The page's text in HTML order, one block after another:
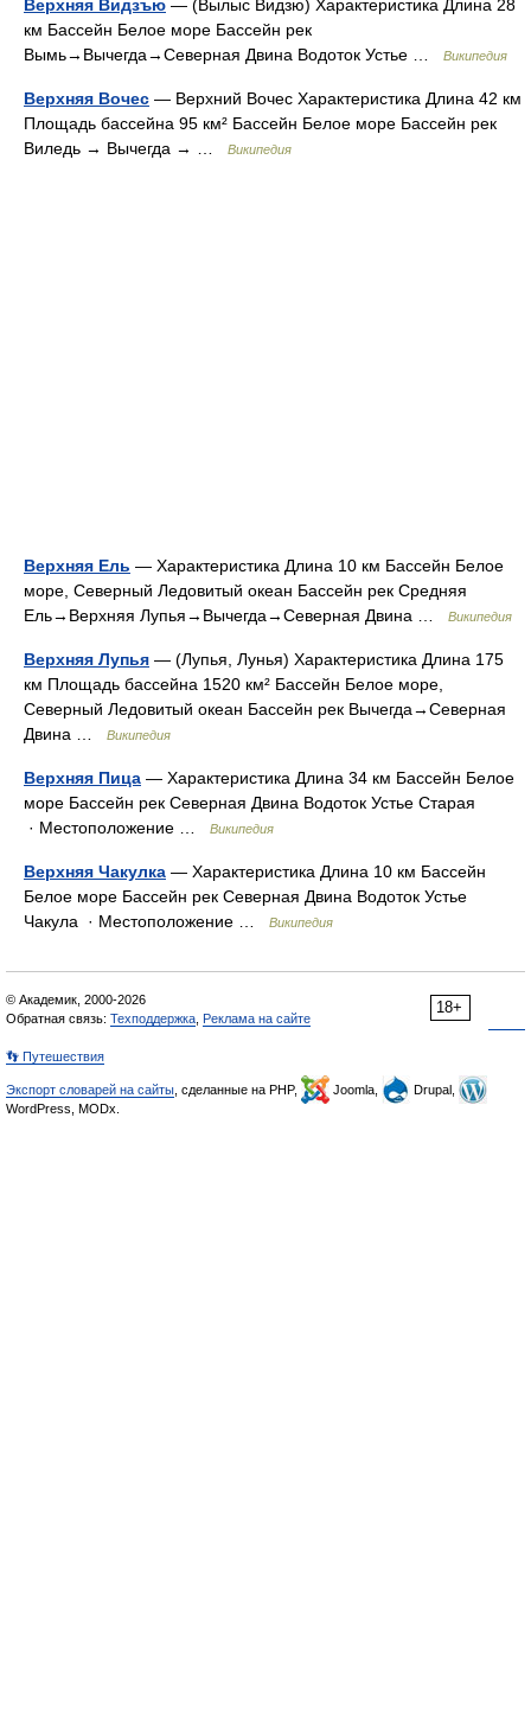
Верхняя Видзъю — (Вылыс Видзю) Характеристика Длина 28
км Бассейн Белое море Бассейн рек
Вымь→Вычегда→Северная Двина Водоток Устье …
Википедия
Верхняя Вочес — Верхний Вочес Характеристика Длина 42 км
Площадь бассейна 95 км² Бассейн Белое море Бассейн рек
Виледь → Вычегда → …
Википедия
Верхняя Ель — Характеристика Длина 10 км Бассейн Белое
море, Северный Ледовитый океан Бассейн рек Средняя
Ель→Верхняя Лупья→Вычегда→Северная Двина …
Википедия
Верхняя Лупья — (Лупья, Лунья) Характеристика Длина 175
км Площадь бассейна 1520 км² Бассейн Белое море,
Северный Ледовитый океан Бассейн рек Вычегда→Северная
Двина …
Википедия
Верхняя Пица — Характеристика Длина 34 км Бассейн Белое
море Бассейн рек Северная Двина Водоток Устье Старая
· Местоположение …
Википедия
Верхняя Чакулка — Характеристика Длина 10 км Бассейн
Белое море Бассейн рек Северная Двина Водоток Устье
Чакула · Местоположение …
Википедия
18+
© Академик, 2000-2026
Обратная связь: Техподдержка Реклама на сайте
👣 Путешествия
Экспорт словарей на сайты , сделанные на PHP, Joomla,
Drupal,
WordPress, MODx.